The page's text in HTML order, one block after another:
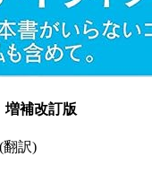
増補改訂版
翻訳)